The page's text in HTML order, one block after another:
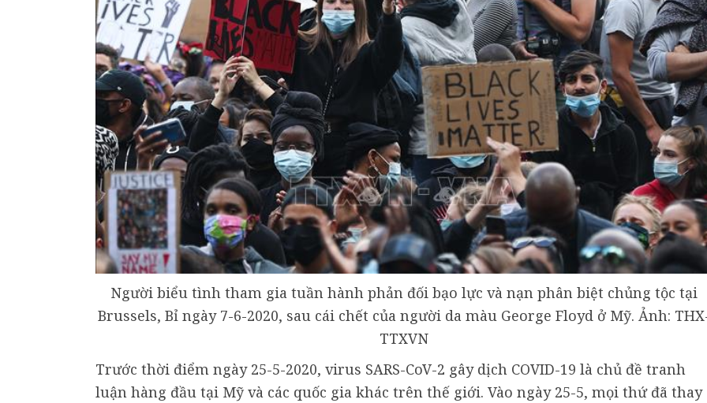
Người biểu tình tham gia tuần hành phản đối bạo lực và nạn phân biệt chủng tộc tại
Brussels, Bỉ ngày 7-6-2020, sau cái chết của người da màu George Floyd ở Mỹ. Ảnh:
TTXVN
Trước thời điểm ngày 25-5-2020, virus SARS-CoV-2 gây dịch COVID-19 là chủ đề tranh
luận hàng đầu tại Mỹ và các quốc gia khác trên thế giới. Vào ngày 25-5, mọi thứ đã thay